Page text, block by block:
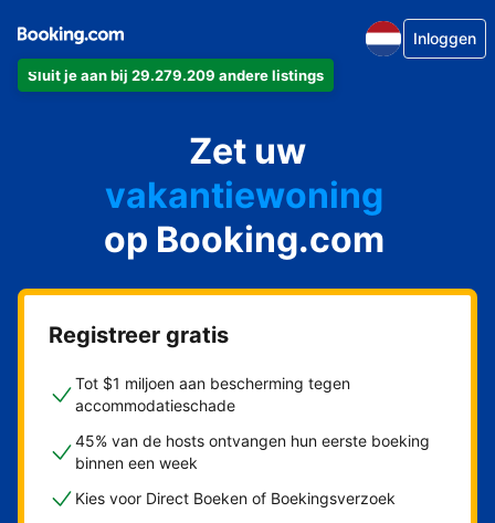
Sluit je aan bij 29.279.209 andere listings
Inloggen
Zet uw
appartement
hotel
vakantiewoning
pension
bed & breakfast
op Booking.com
Registreer gratis
Tot $1 miljoen aan bescherming tegen
accommodatieschade
45% van de hosts ontvangen hun eerste boeking
binnen een week
Kies voor Direct Boeken of Boekingsverzoek